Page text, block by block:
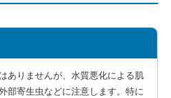
ありませんが、水質悪化による肌
部寄生虫などに注意します。特に